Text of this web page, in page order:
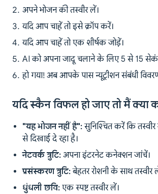
अपने भोजन की तस्वीर लें।
यदि आप चाहें तो इसे क्रॉप करें।
यदि आप चाहें तो एक शीर्षक जोड़ें।
AI को अपना जादू चलाने के लिए 5 से 15 सेकंड
हो गया! अब आपके पास न्यूट्रीशन संबंधी
यदि स्कैन विफल हो जाए तो मैं क्या
"यह भोजन नहीं है":सुनिश्चित करें कि
से दिखाई दे रहा है।
नेटवर्क त्रुटि: अपना इंटरनेट कनेक्शन जांचें।
प्रसंस्करण त्रुटि:बेहतर रोशनी के साथ तस्वीर
धुंधली छवि: एक स्पष्ट तस्वीर लें।